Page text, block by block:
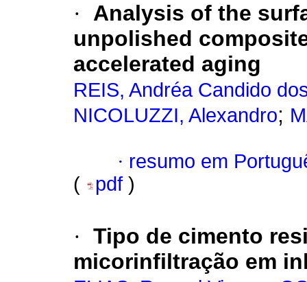
·
Analysis of the
unpolished
accelerated aging
REIS, Andréa Candido
NICOLUZZI, Alexandro;
· resumo em
(
pdf )
· Tipo de cimento
micorinfiltração em